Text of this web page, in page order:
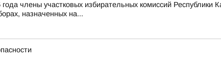
года члены участковых избирательных комиссий
назначенных на...